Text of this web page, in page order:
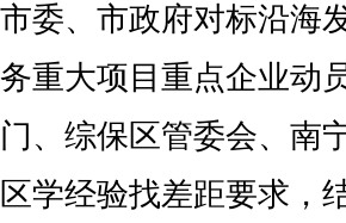
市委、市政府对标沿海
务重大项目重点企业动
门、综保区管委会、南
区学经验找差距要求，